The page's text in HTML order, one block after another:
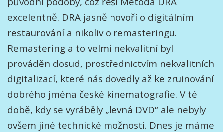
excelentně. DRA jasně hovoří o digitálním
restaurování a nikoliv o remasteringu.
Remastering a to velmi nekvalitní byl
prováděn dosud, prostřednictvím nekvalitních
digitalizací, které nás dovedly až ke zruinování
dobrého jména české kinematografie. V té
době, kdy se vyráběly „levná DVD“ ale nebyly
ovšem jiné technické možnosti. Dnes je máme